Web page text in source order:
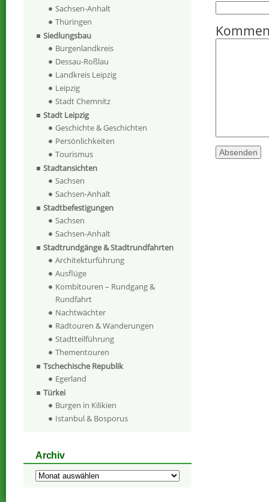
Sachsen-Anhalt
Thüringen
Siedlungsbau
Burgenlandkreis
Dessau-Roßlau
Landkreis Leipzig
Leipzig
Stadt Chemnitz
Stadt Leipzig
Geschichte & Geschichten
Persönlichkeiten
Tourismus
Stadtansichten
Sachsen
Sachsen-Anhalt
Stadtbefestigungen
Sachsen
Sachsen-Anhalt
Stadtrundgänge & Stadtrundfahrten
Architekturführung
Ausflüge
Kombitouren – Rundgang &
Rundfahrt
Nachtwächter
Radtouren & Wanderungen
Stadtteilführung
Thementouren
Tschechische Republik
Egerland
Türkei
Burgen in Kilikien
Istanbul & Bosporus
Archiv
Archiv